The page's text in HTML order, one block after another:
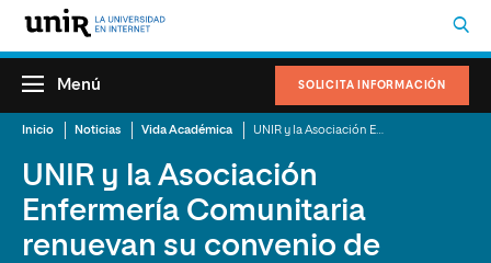
SOLICITA INFORMACIÓN
Menú
Inicio Noticias Vida Académica
UNIR y la Asociación
Enfermería Comunitaria
renuevan su convenio de